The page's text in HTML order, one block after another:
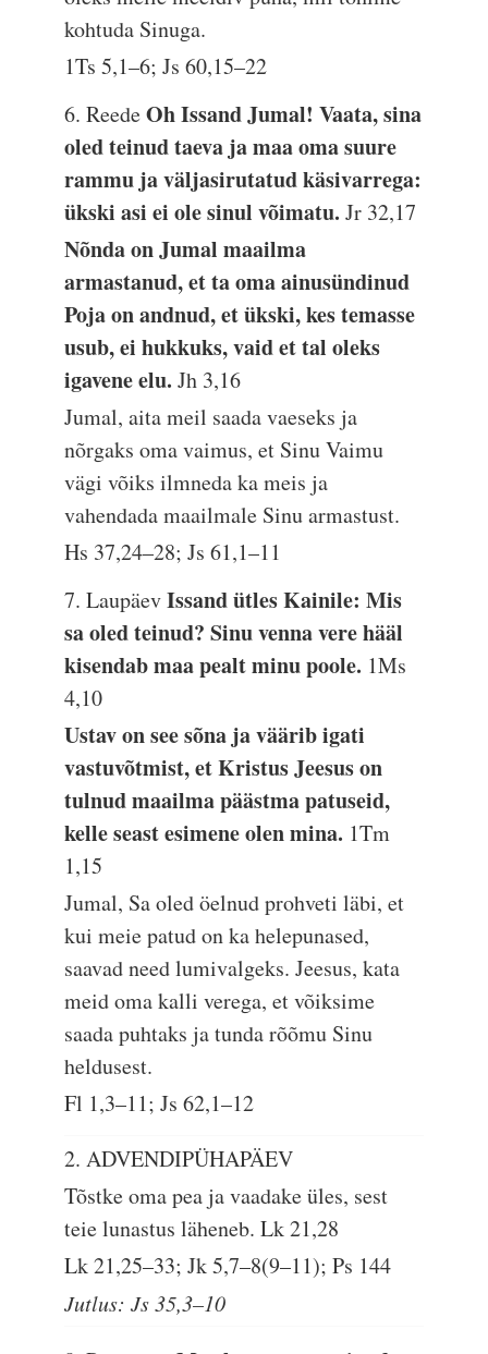
kohtuda Sinuga.
1Ts 5,1–6; Js 60,15–22
6. ReedeOh Issand Jumal! Vaata, sina
oled teinud taeva ja maa oma suure
rammu ja väljasirutatud käsivarrega:
ükski asi ei ole sinul võimatu.Jr 32,17
Nõnda on Jumal maailma
armastanud, et ta oma ainusündinud
Poja on andnud, et ükski, kes temasse
usub, ei hukkuks, vaid et tal oleks
igavene elu.Jh 3,16
Jumal, aita meil saada vaeseks ja
nõrgaks oma vaimus, et Sinu Vaimu
vägi võiks ilmneda ka meis ja
vahendada maailmale Sinu armastust.
Hs 37,24–28; Js 61,1–11
7. LaupäevIssand ütles Kainile: Mis
sa oled teinud? Sinu venna vere hääl
kisendab maa pealt minu poole. 1Ms
4,10
Ustav on see sõna ja väärib igati
vastuvõtmist, et Kristus Jeesus on
tulnud maailma päästma patuseid,
kelle seast esimene olen mina. 1Tm
1,15
Jumal, Sa oled öelnud prohveti läbi, et
kui meie patud on ka helepunased,
saavad need lumivalgeks. Jeesus, kata
meid oma kalli verega, et võiksime
saada puhtaks ja tunda rõõmu Sinu
heldusest.
Fl 1,3–11; Js 62,1–12
2. ADVENDIPÜHAPÄEV
Tõstke oma pea ja vaadake üles, sest
teie lunastus läheneb.Lk 21,28
Lk 21,25–33; Jk 5,7–8(9–11); Ps 144
Jutlus: Js 35,3–10